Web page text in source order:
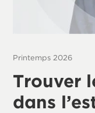
Printemps 2026
Trouver
dans